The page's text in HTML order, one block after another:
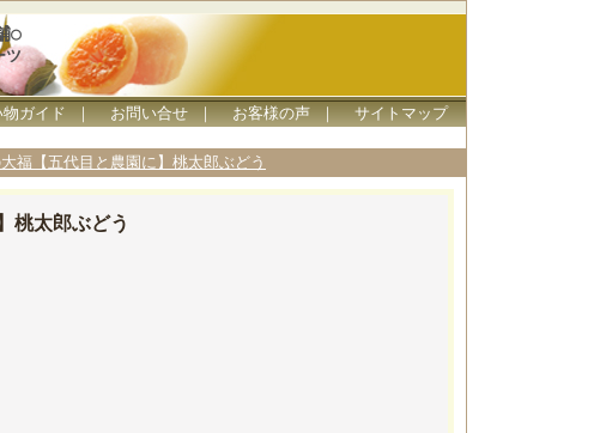
○
ツ
物ガイド ｜ お問い合せ ｜ お客様の声 ｜ サイトマップ
福【五代目と農園に】桃太郎ぶどう
桃太郎ぶどう